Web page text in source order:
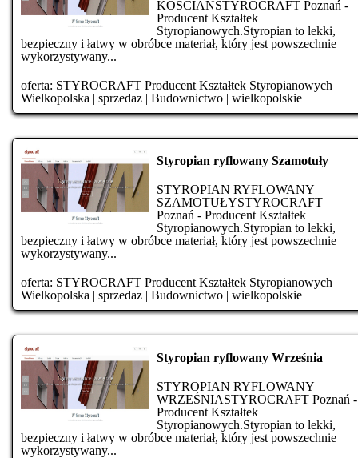
KOŚCIANSTYROCRAFT Poznań -
Producent Kształtek
Styropianowych.Styropian to lekki,
bezpieczny i łatwy w obróbce materiał, który jest powszechnie
wykorzystywany...
oferta: STYROCRAFT Producent Kształtek Styropianowych
Wielkopolska | sprzedaz | Budownictwo | wielkopolskie
Styropian ryflowany Szamotuły
STYROPIAN RYFLOWANY
SZAMOTUŁYSTYROCRAFT
Poznań - Producent Kształtek
Styropianowych.Styropian to lekki,
bezpieczny i łatwy w obróbce materiał, który jest powszechnie
wykorzystywany...
oferta: STYROCRAFT Producent Kształtek Styropianowych
Wielkopolska | sprzedaz | Budownictwo | wielkopolskie
Styropian ryflowany Września
STYROPIAN RYFLOWANY
WRZEŚNIASTYROCRAFT Poznań -
Producent Kształtek
Styropianowych.Styropian to lekki,
bezpieczny i łatwy w obróbce materiał, który jest powszechnie
wykorzystywany...